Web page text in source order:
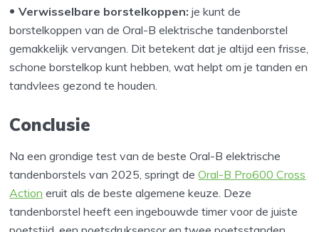
Verwisselbare borstelkoppen:je kunt de
borstelkoppen van de Oral-B elektrische tandenborstel
gemakkelijk vervangen. Dit betekent dat je altijd een frisse,
schone borstelkop kunt hebben, wat helpt om je tanden en
tandvlees gezond te houden.
Conclusie
Na een grondige test van de beste Oral-B elektrische
tandenborstels van 2025, springt deOral-B Pro600 Cross
Action eruit als de beste algemene keuze. Deze
tandenborstel heeft een ingebouwde timer voor de juiste